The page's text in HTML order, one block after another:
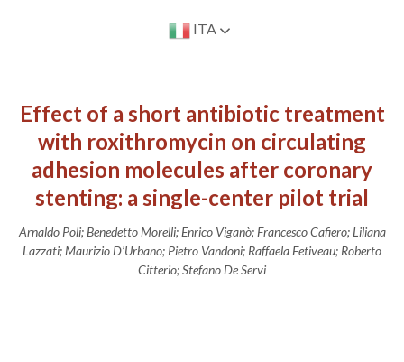
ITA
Effect of a short antibiotic treatment
with roxithromycin on circulating
adhesion molecules after coronary
stenting: a single-center pilot trial
Arnaldo Poli; Benedetto Morelli; Enrico Viganò; Francesco Cafiero; Liliana
Lazzati; Maurizio D’Urbano; Pietro Vandoni; Raffaela Fetiveau; Roberto
Citterio; Stefano De Servi